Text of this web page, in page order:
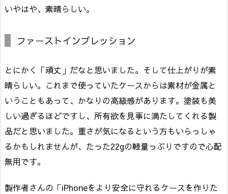
いやはや、素晴らしい。
ファーストインプレッション
とにかく「頑丈」だなと思いました。そして仕上がりが素
晴らしい。これまで使っていたケースからは素材が金属と
いうこともあって、かなりの高級感があります。塗装も美
しい過ぎるほどですし、所有欲を見事に満たしてくれる製
品だと思いました。重さが気になるという方もいらっしゃ
るかもしれませんが、たった22gの軽量っぷりですので心配
無用です。
製作者さんの「iPhoneをより安全に守れるケースを作りた